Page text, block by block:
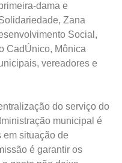
dama e
Zana
Social,
CadÚnico, Mônica
vereadores e
do serviço do
municipal é
em situação de
é garantir os